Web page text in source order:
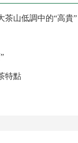
茶山低調中的“高貴”
特點